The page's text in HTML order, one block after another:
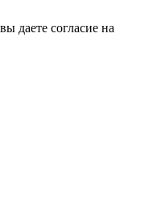
даете согласие на